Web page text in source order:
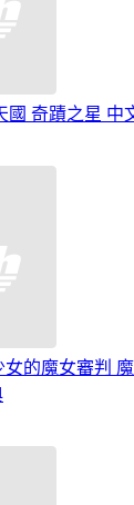
國 奇蹟之星 中
女的魔女審判